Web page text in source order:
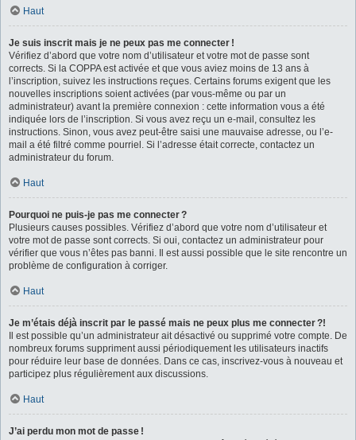
Haut
Je suis inscrit mais je ne peux pas me connecter !
Vérifiez d’abord que votre nom d’utilisateur et votre mot de passe sont
corrects. Si la COPPA est activée et que vous aviez moins de 13 ans à
l’inscription, suivez les instructions reçues. Certains forums exigent que les
nouvelles inscriptions soient activées (par vous-même ou par un
administrateur) avant la première connexion : cette information vous a été
indiquée lors de l’inscription. Si vous avez reçu un e-mail, consultez les
instructions. Sinon, vous avez peut-être saisi une mauvaise adresse, ou l’e-
mail a été filtré comme pourriel. Si l’adresse était correcte, contactez un
administrateur du forum.
Haut
Pourquoi ne puis-je pas me connecter ?
Plusieurs causes possibles. Vérifiez d’abord que votre nom d’utilisateur et
votre mot de passe sont corrects. Si oui, contactez un administrateur pour
vérifier que vous n’êtes pas banni. Il est aussi possible que le site rencontre un
problème de configuration à corriger.
Haut
Je m’étais déjà inscrit par le passé mais ne peux plus me connecter ?!
Il est possible qu’un administrateur ait désactivé ou supprimé votre compte. De
nombreux forums suppriment aussi périodiquement les utilisateurs inactifs
pour réduire leur base de données. Dans ce cas, inscrivez-vous à nouveau et
participez plus régulièrement aux discussions.
Haut
J’ai perdu mon mot de passe !